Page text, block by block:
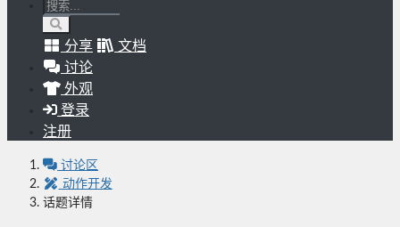
分享
文档
讨论
外观
登录
注册
讨论区
动作开发
话题详情